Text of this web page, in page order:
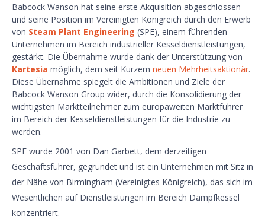
Babcock Wanson hat seine erste Akquisition abgeschlossen
und seine Position im Vereinigten Königreich durch den Erwerb
von Steam Plant Engineering (SPE), einem führenden
Unternehmen im Bereich industrieller Kesseldienstleistungen,
gestärkt. Die Übernahme wurde dank der Unterstützung von
Kartesia möglich, dem seit Kurzem neuen Mehrheitsaktionär.
Diese Übernahme spiegelt die Ambitionen und Ziele der
Babcock Wanson Group wider, durch die Konsolidierung der
wichtigsten Marktteilnehmer zum europaweiten Marktführer
im Bereich der Kesseldienstleistungen für die Industrie zu
werden.
SPE wurde 2001 von Dan Garbett, dem derzeitigen
Geschäftsführer, gegründet und ist ein Unternehmen mit Sitz in
der Nähe von Birmingham (Vereinigtes Königreich), das sich im
Wesentlichen auf Dienstleistungen im Bereich Dampfkessel
konzentriert.